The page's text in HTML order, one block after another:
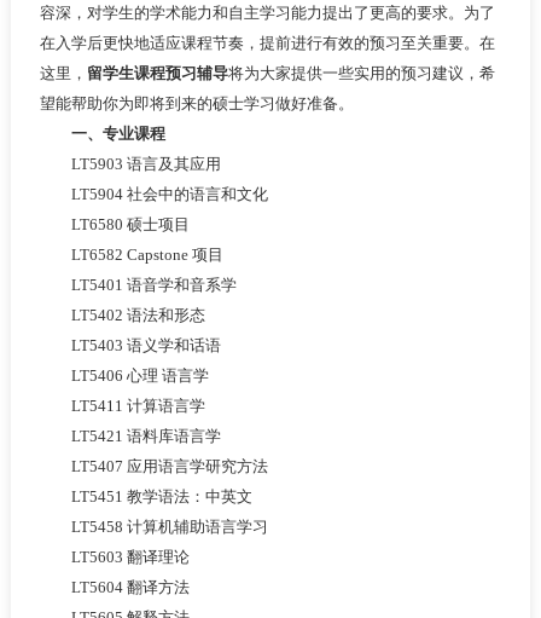
容深，对学生的学术能力和自主学习能力提出了更高的要求。为了
在入学后更快地适应课程节奏，提前进行有效的预习至关重要。在
这里， 留学生课程预习辅导将为大家提供一些实用的预习建议，希
望能帮助你为即将到来的硕士学习做好准备。
一、专业课程
LT5903 语言及其应用
LT5904 社会中的语言和文化
LT6580 硕士项目
LT6582 Capstone 项目
LT5401 语音学和音系学
LT5402 语法和形态
LT5403 语义学和话语
LT5406 心理 语言学
LT5411 计算语言学
LT5421 语料库语言学
LT5407 应用语言学研究方法
LT5451 教学语法：中英文
LT5458 计算机辅助语言学习
LT5603 翻译理论
LT5604 翻译方法